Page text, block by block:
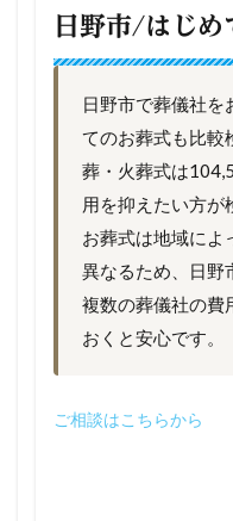
日野市/はじめ
日野市で葬儀社
てのお葬式も比較
葬・火葬式は
用を抑えたい方が
お葬式は地域によ
異なるため、日野
複数の葬儀社の費
おくと安心です。
ご相談はこちらから